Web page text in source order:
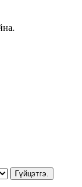
Гүйцэтгэ.